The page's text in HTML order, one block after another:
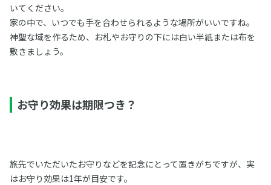
いてください。
家の中で、いつでも手を合わせられるような場所がいいですね。
神聖な域を作るため、お札やお守りの下には白い半紙または布を
敷きましょう。
お守り効果は期限つき？
旅先でいただいたお守りなどを記念にとって置きがちですが、実
はお守り効果は1年が目安です。